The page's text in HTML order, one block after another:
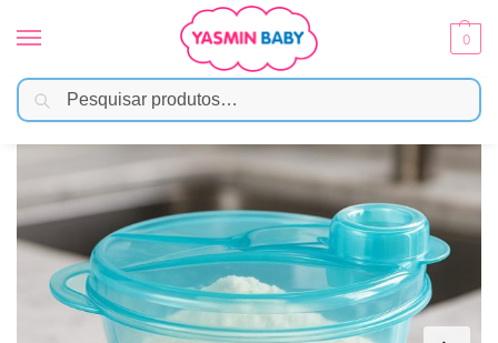
0
Início Amamentação / Acessórios